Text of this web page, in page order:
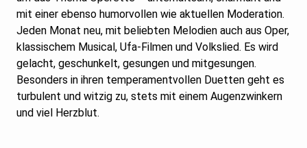
mit einer ebenso humorvollen wie aktuellen Moderation.
Jeden Monat neu, mit beliebten Melodien auch aus Oper,
klassischem Musical, Ufa-Filmen und Volkslied. Es wird
gelacht, geschunkelt, gesungen und mitgesungen.
Besonders in ihren temperamentvollen Duetten geht es
turbulent und witzig zu, stets mit einem Augenzwinkern
und viel Herzblut.